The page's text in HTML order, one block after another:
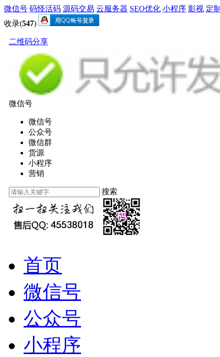
微信号 码怪活码 源码交易 云服务器 SEO优化 小程序 影视 定
收录(547)
二维码分享
微信号
微信号
公众号
微信群
货源
小程序
营销
搜索
首页
微信号
公众号
小程序